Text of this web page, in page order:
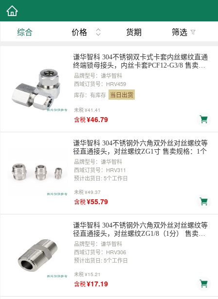
综合 价格 货期 筛选
谦华智科 304不锈钢双卡式卡套内丝螺纹直通
终端锁母接头，内丝卡套PCF12-G3/8 售卖规
格：1个
品牌型号：谦华智科
西域订货号：HRV459
库存：有库存 当日出货
未税¥41.41
含税¥46.79
谦华智科 304不锈钢外六角双外丝对丝螺纹等
径直通接头，对丝螺纹ZG1寸 售卖规格：1个
品牌型号：谦华智科
西域订货号：HRV311
预计出货日: 5个工作日
未税¥49.37
含税¥55.79
谦华智科 304不锈钢外六角双外丝对丝螺纹等
径直通接头，对丝螺纹ZG1/8（1分） 售卖规
格：1个
品牌型号：谦华智科
西域订货号：HRV306
预计出货日: 5个工作日
未税¥15.21
含税¥17.19